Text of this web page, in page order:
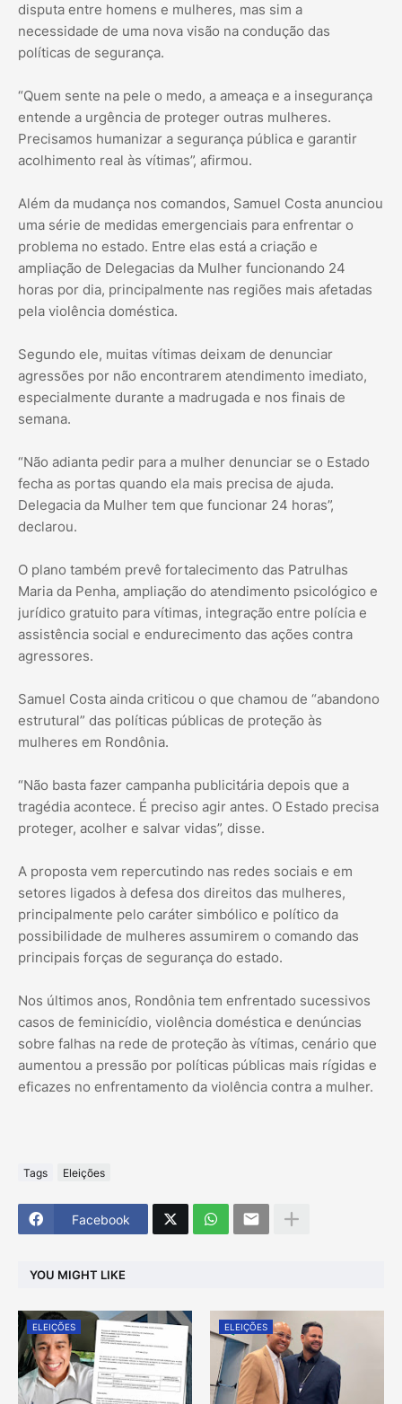
disputa entre homens e mulheres, mas sim a
necessidade de uma nova visão na condução das
políticas de segurança.
“Quem sente na pele o medo, a ameaça e a insegurança
entende a urgência de proteger outras mulheres.
Precisamos humanizar a segurança pública e garantir
acolhimento real às vítimas”, afirmou.
Além da mudança nos comandos, Samuel Costa anunciou
uma série de medidas emergenciais para enfrentar o
problema no estado. Entre elas está a criação e
ampliação de Delegacias da Mulher funcionando 24
horas por dia, principalmente nas regiões mais afetadas
pela violência doméstica.
Segundo ele, muitas vítimas deixam de denunciar
agressões por não encontrarem atendimento imediato,
especialmente durante a madrugada e nos finais de
semana.
“Não adianta pedir para a mulher denunciar se o Estado
fecha as portas quando ela mais precisa de ajuda.
Delegacia da Mulher tem que funcionar 24 horas”,
declarou.
O plano também prevê fortalecimento das Patrulhas
Maria da Penha, ampliação do atendimento psicológico e
jurídico gratuito para vítimas, integração entre polícia e
assistência social e endurecimento das ações contra
agressores.
Samuel Costa ainda criticou o que chamou de “abandono
estrutural” das políticas públicas de proteção às
mulheres em Rondônia.
“Não basta fazer campanha publicitária depois que a
tragédia acontece. É preciso agir antes. O Estado precisa
proteger, acolher e salvar vidas”, disse.
A proposta vem repercutindo nas redes sociais e em
setores ligados à defesa dos direitos das mulheres,
principalmente pelo caráter simbólico e político da
possibilidade de mulheres assumirem o comando das
principais forças de segurança do estado.
Nos últimos anos, Rondônia tem enfrentado sucessivos
casos de feminicídio, violência doméstica e denúncias
sobre falhas na rede de proteção às vítimas, cenário que
aumentou a pressão por políticas públicas mais rígidas e
eficazes no enfrentamento da violência contra a mulher.
Tags Eleições
Facebook
YOU MIGHT LIKE
ELEIÇÕES ELEIÇÕES